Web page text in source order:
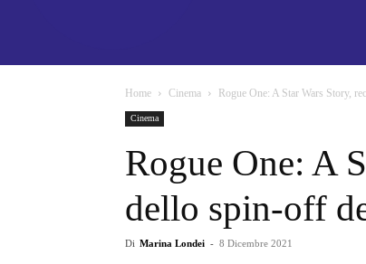
Home Cinema Rogue One: A Star Wars Story,
Cinema
Rogue One: A
dello spin-off
Di Marina Londei - 8 Dicembre 2021